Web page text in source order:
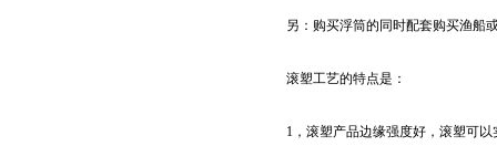
另：购买浮筒的同时配套购买渔船
滚塑工艺的特点是：
1，滚塑产品边缘强度好，滚塑可